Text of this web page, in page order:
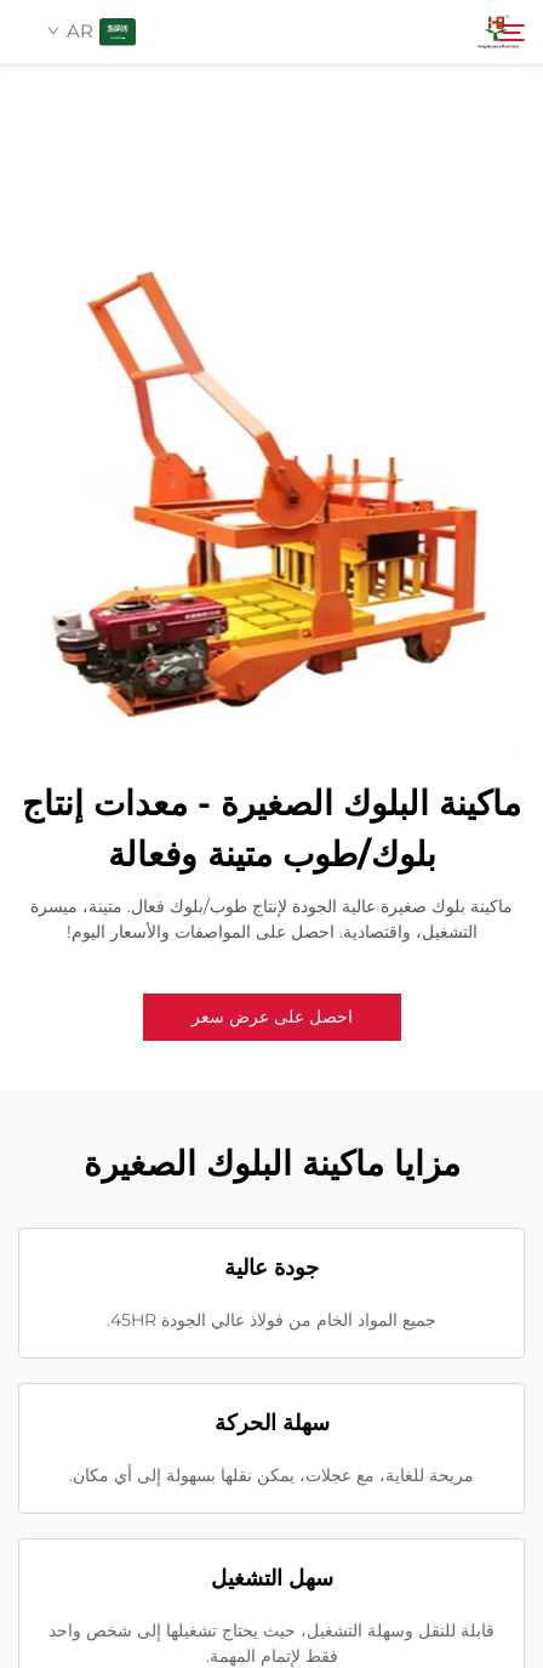
AR
ماكينة البلوك الصغيرة - معدات إنتاج
بلوك/طوب متينة وفعالة
ماكينة بلوك صغيرة عالية الجودة لإنتاج طوب/بلوك فعال. متينة، ميسرة
التشغيل، واقتصادية. احصل على المواصفات والأسعار اليوم!
احصل على عرض سعر
مزايا ماكينة البلوك الصغيرة
جودة عالية
جميع المواد الخام من فولاذ عالي الجودة 45HR.
سهلة الحركة
مريحة للغاية، مع عجلات، يمكن نقلها بسهولة إلى أي مكان.
سهل التشغيل
قابلة للنقل وسهلة التشغيل، حيث يحتاج تشغيلها إلى شخص واحد
فقط لإتمام المهمة.